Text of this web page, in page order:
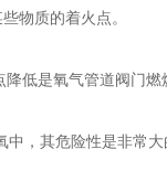
物质的着火点。
低是氧气管道阀门燃
中，其危险性是非常